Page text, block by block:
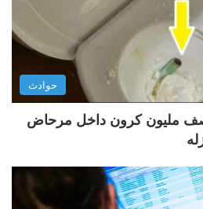
حوادث
مليون كرون داخل مرحاض